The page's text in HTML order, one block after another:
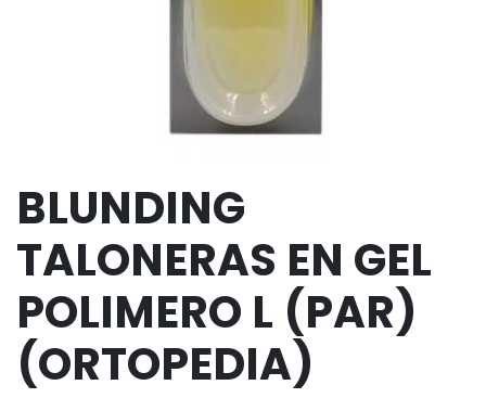
BLUNDING
TALONERAS EN GEL
POLIMERO L (PAR)
(ORTOPEDIA)